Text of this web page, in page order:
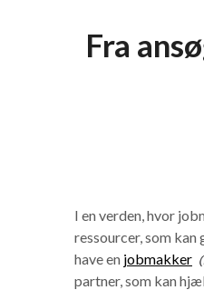
Fra
I en verden, hvor
ressourcer, som
have en jobmakker
partner, som kan